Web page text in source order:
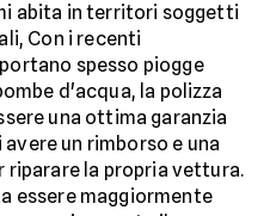
abita in territori soggetti
Con i recenti
spesso piogge
d'acqua, la polizza
una ottima garanzia
un rimborso e una
riparare la propria vettura.
essere maggiormente